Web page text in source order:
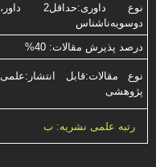
نوع داوری:حداقل2 داور،
دوسویه‌ناشناس
درصد پذیرش مقالات: 40%
نوع مقالات:قابل انتشار:علمی
پژوهشی
رتبه علمی نشریه: ب